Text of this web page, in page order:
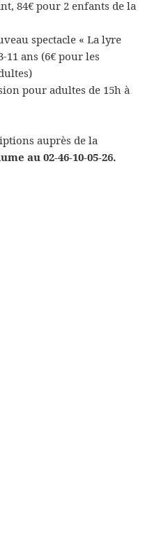
84€ pour 2 enfants de la
spectacle « La lyre
11 ans (6€ pour les
pour adultes de 15h à
auprès de la
au 02-46-10-05-26.